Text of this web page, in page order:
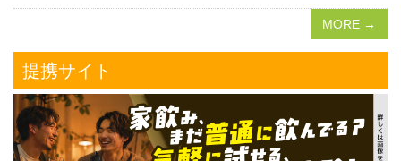
MORE →
提携サイト